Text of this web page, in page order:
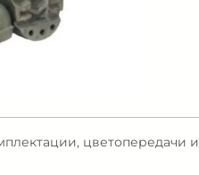
цветопередачи и